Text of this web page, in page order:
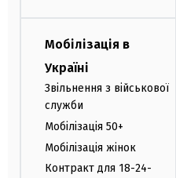
Мобілізація в
Україні
Звільнення з військової
служби
Мобілізація 50+
Мобілізація жінок
Контракт для 18-24-